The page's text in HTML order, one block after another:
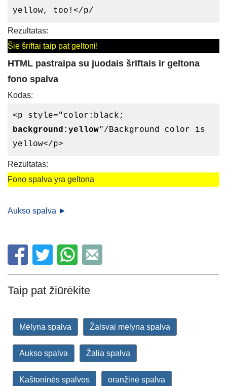
yellow, too!</p/
Rezultatas:
Šie šriftai taip pat geltoni!
HTML pastraipa su juodais šriftais ir geltona
fono spalva
Kodas:
<p style="color:black;
background:yellow"/Background color is
yellow</p>
Rezultatas:
Fono spalva yra geltona
Aukso spalva ►
Taip pat žiūrėkite
Mėlyna spalva Žalsvai mėlyna spalva
Aukso spalva Žalia spalva
Kaštoninės spalvos oranžinė spalva